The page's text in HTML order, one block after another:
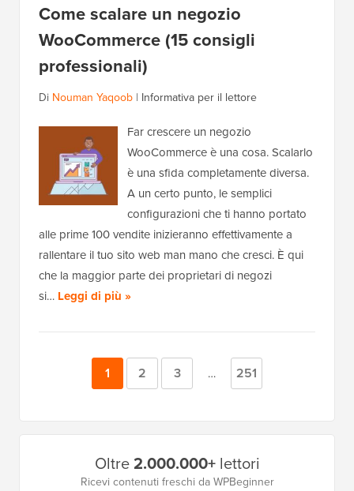
Come scalare un negozio
WooCommerce (15 consigli
professionali)
Di Nouman Yaqoob | Informativa per il lettore
Far crescere un negozio
WooCommerce è una cosa. Scalarlo
è una sfida completamente diversa.
A un certo punto, le semplici
configurazioni che ti hanno portato
alle prime 100 vendite inizieranno effettivamente a
rallentare il tuo sito web man mano che cresci. È qui
che la maggior parte dei proprietari di negozi
si… Leggi di più »
Pagina
1 Pagina
2 Pagina
3
Pagine
intermedie
… Pagina
251
Oltre2.000.000+lettori
Ricevi contenuti freschi da WPBeginner